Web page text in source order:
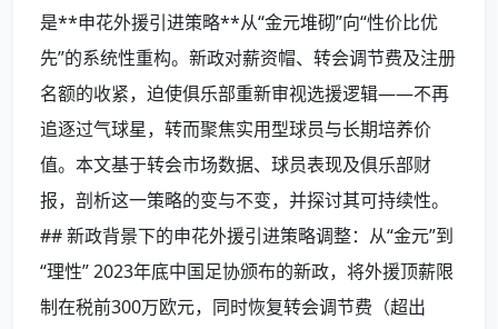
是**申花外援引进策略**从“金元堆砌”向“性价比优
先”的系统性重构。新政对薪资帽、转会调节费及注册
名额的收紧，迫使俱乐部重新审视选援逻辑——不再
追逐过气球星，转而聚焦实用型球员与长期培养价
值。本文基于转会市场数据、球员表现及俱乐部财
报，剖析这一策略的变与不变，并探讨其可持续性。
## 新政背景下的申花外援引进策略调整：从“金元”到
“理性” 2023年底中国足协颁布的新政，将外援顶薪限
制在税前300万欧元，同时恢复转会调节费（超出